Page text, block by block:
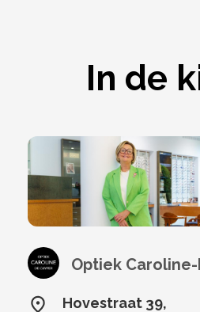
In de
Optiek
Hovestraat 39,